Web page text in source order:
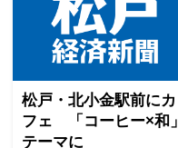
松戸・北小金駅前にカ
フェ 「コーヒー×和」
テーマに